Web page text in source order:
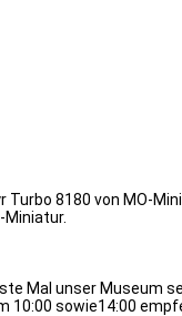
8180 von MO-
Miniatur.
Mal unser Museum
10:00 sowie14:00